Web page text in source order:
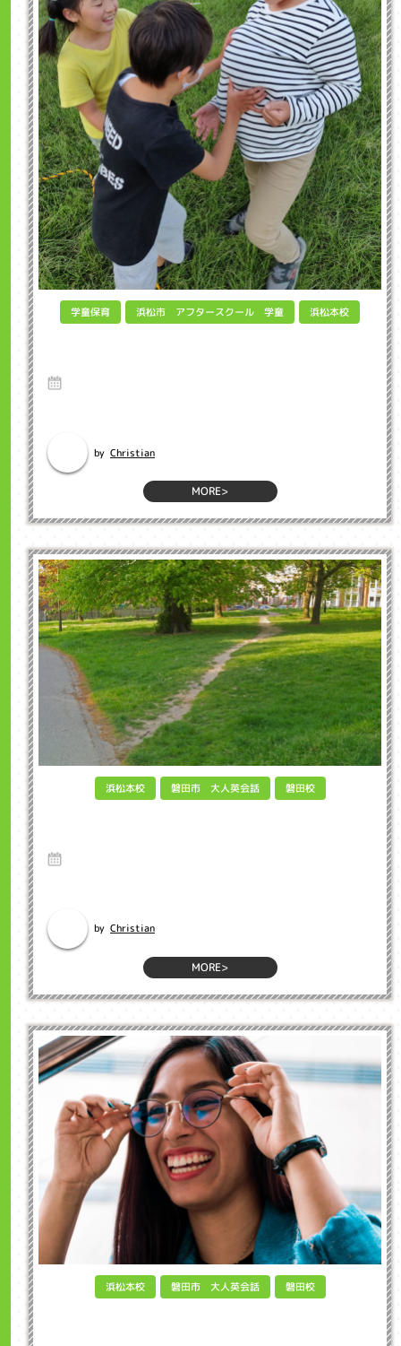
学童保育 浜松市 アフタースクール 学童 浜松本校
by Christian
MORE>
浜松本校 磐田市 大人英会話 磐田校
by Christian
MORE>
浜松本校 磐田市 大人英会話 磐田校